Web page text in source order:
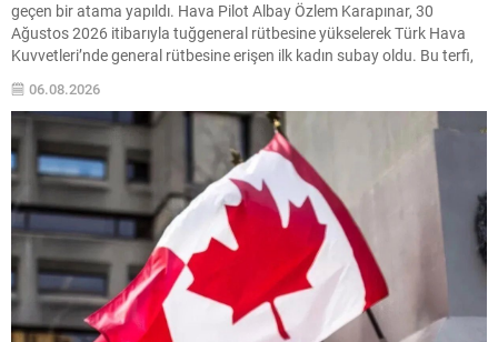
geçen bir atama yapıldı. Hava Pilot Albay Özlem Karapınar, 30
Ağustos 2026 itibarıyla tuğgeneral rütbesine yükselerek Türk Hava
Kuvvetleri’nde general rütbesine erişen ilk kadın subay oldu. Bu terfi,
kadınların askeri komuta kademelerindeki temsiliyetinin güçlenmesi
açısından önemli bir işaret niteliği taşıyor. YAŞ toplantısında...
06.08.2026